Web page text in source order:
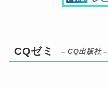
CQゼミ – CQ出版社 –